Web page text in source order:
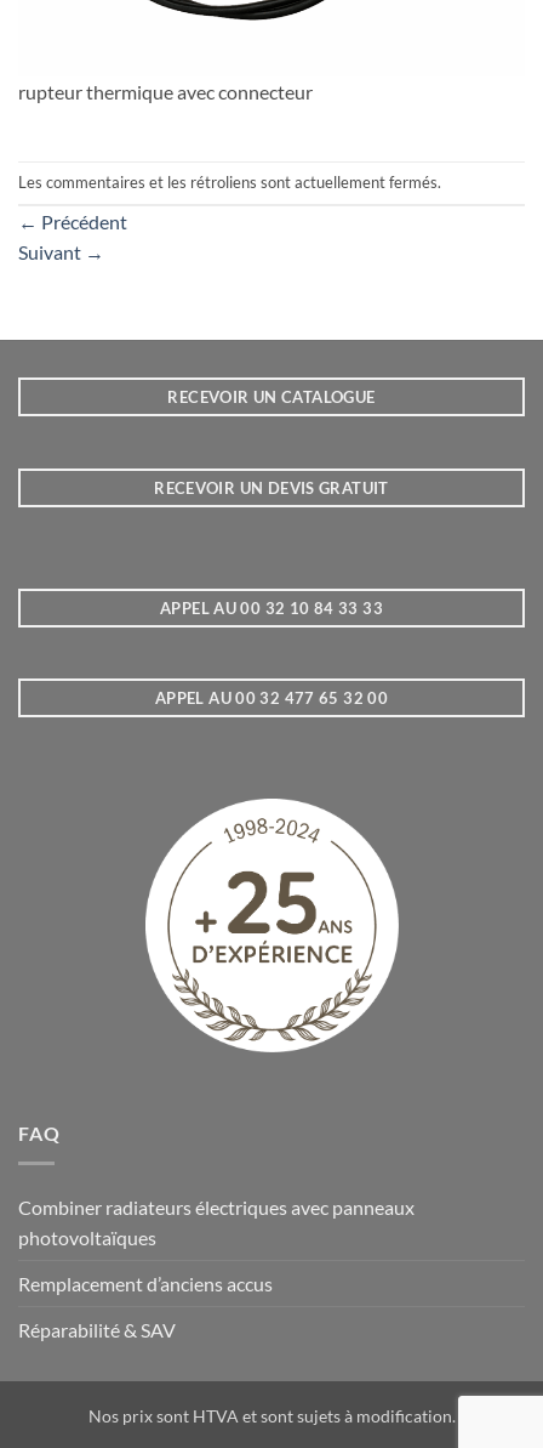
rupteur thermique avec connecteur
Les commentaires et les rétroliens sont actuellement fermés.
← Précédent
Suivant →
RECEVOIR UN CATALOGUE
RECEVOIR UN DEVIS GRATUIT
APPEL AU 00 32 10 84 33 33
APPEL AU 00 32 477 65 32 00
FAQ
Combiner radiateurs électriques avec panneaux
photovoltaïques
Remplacement d’anciens accus
Réparabilité & SAV
Nos prix sont HTVA et sont sujets à modification.